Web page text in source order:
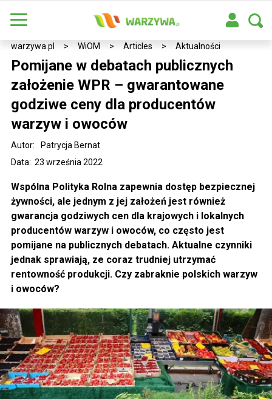
warzywa.pl > WiOM > Articles > Aktualności
Pomijane w debatach publicznych
założenie WPR – gwarantowane
godziwe ceny dla producentów
warzyw i owoców
Data: 23 września 2022
Autor: Patrycja Bernat
Wspólna Polityka Rolna zapewnia dostęp bezpiecznej
żywności, ale jednym z jej założeń jest również
gwarancja godziwych cen dla krajowych i lokalnych
producentów warzyw i owoców, co często jest
pomijane na publicznych debatach. Aktualne czynniki
jednak sprawiają, ze coraz trudniej utrzymać
rentowność produkcji. Czy zabraknie polskich warzyw
i owoców?